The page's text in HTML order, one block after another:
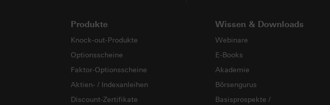
Produkte
Knock-out-Produkte
Optionsscheine
Faktor-Optionsscheine
Aktien- / Indexanleihen
Discount-Zertifikate
Wissen & Downloads
Webinare
E-Books
Akademie
Börsengurus
Basisprospekte /